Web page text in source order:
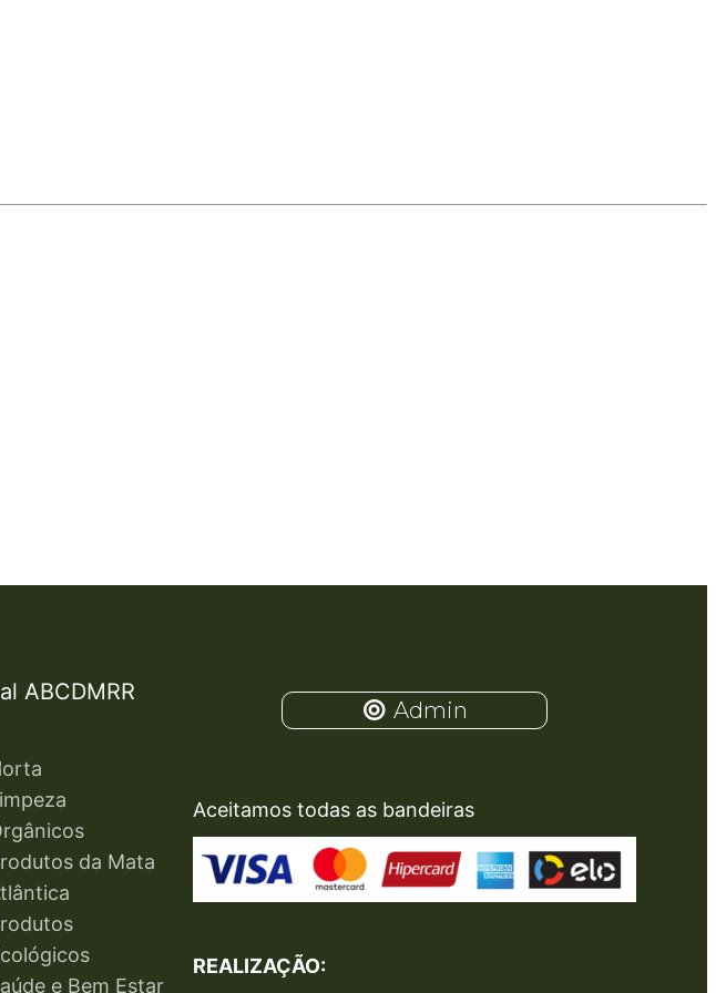
ABCDMRR
da Mata
e Bem Estar
Admin
Aceitamos todas as bandeiras
REALIZAÇÃO: